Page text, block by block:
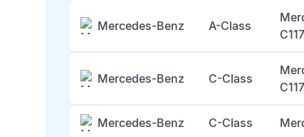
Mercedes-Benz A-Class
Mercedes-Benz C-Class
Mercedes-Benz C-Class